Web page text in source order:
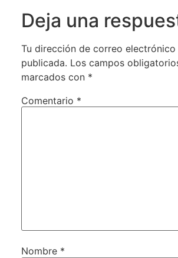
Deja una
Tu dirección de correo electrónico
publicada. Los campos
marcados con *
Comentario *
Nombre *